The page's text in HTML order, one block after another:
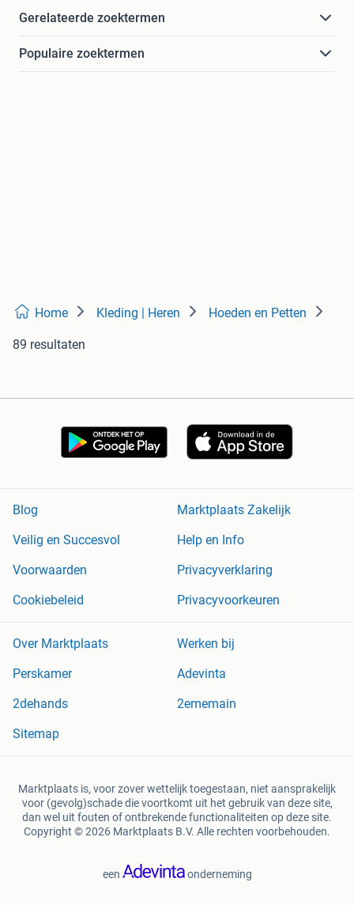
Gerelateerde zoektermen
Populaire zoektermen
Home Kleding | Heren Hoeden en Petten
89 resultaten
Blog
Marktplaats Zakelijk
Veilig en Succesvol
Help en Info
Voorwaarden
Privacyverklaring
Cookiebeleid
Privacyvoorkeuren
Over Marktplaats
Werken bij
Perskamer
Adevinta
2dehands
2ememain
Sitemap
Marktplaats is, voor zover wettelijk toegestaan, niet aansprakelijk
voor (gevolg)schade die voortkomt uit het gebruik van deze site,
dan wel uit fouten of ontbrekende functionaliteiten op deze site.
Copyright © 2026 Marktplaats B.V. Alle rechten voorbehouden.
een onderneming